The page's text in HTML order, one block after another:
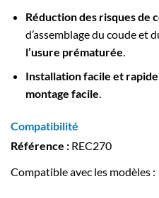
Réduction des risques de
d’assemblage du coude et
l’usure prématurée
Installation facile et rapide
montage facile.
Compatibilité
Référence : REC270
Compatible avec les modèles :